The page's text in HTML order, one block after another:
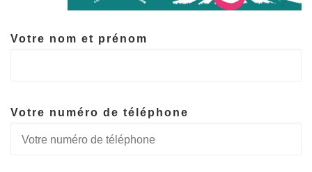
Votre nom et prénom
Votre numéro de téléphone